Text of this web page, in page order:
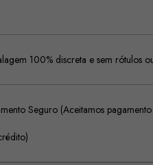
100% discreta e sem rótulos
Seguro (Aceitamos